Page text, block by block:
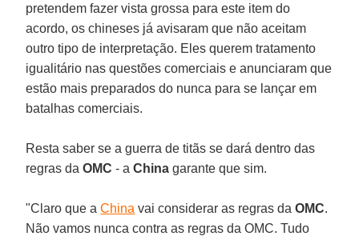
pretendem fazer vista grossa para este item do
acordo, os chineses já avisaram que não aceitam
outro tipo de interpretação. Eles querem tratamento
igualitário nas questões comerciais e anunciaram que
estão mais preparados do nunca para se lançar em
batalhas comerciais.
Resta saber se a guerra de titãs se dará dentro das
regras daOMC - aChina garante que sim.
"Claro que aChina vai considerar as regras daOMC.
Não vamos nunca contra as regras da OMC. Tudo